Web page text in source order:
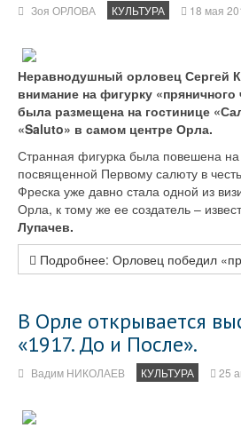
Зоя ОРЛОВА КУЛЬТУРА 18 мая
Неравнодушный орловец Сергей
внимание на фигурку «пряничного
была размещена на гостинице
«Saluto» в самом центре Орла.
Странная фигурка была повешена
посвященной Первому салюту в
Фреска уже давно стала одной из
Орла, к тому же ее создатель –
Лупачев.
Подробнее: Орловец победил
В Орле открывается
«1917. До и После».
Вадим НИКОЛАЕВ КУЛЬТУРА 25